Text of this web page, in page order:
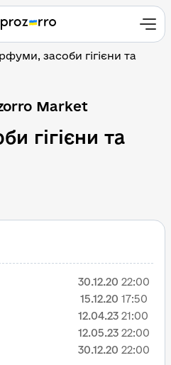
засоби гігієни та
Market
гігієни та
30.12.20 22:00
15.12.20 17:50
12.04.23 21:00
12.05.23 22:00
30.12.20 22:00